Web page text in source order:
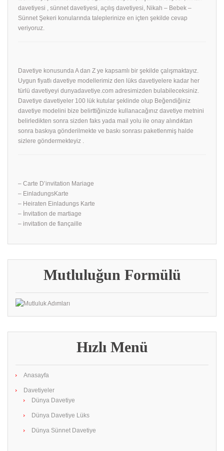
davetiyesi , sünnet davetiyesi, açılış davetiyesi, Nikah – Bebek –
Sünnet Şekeri konularında taleplerinize en içten şekilde cevap
veriyoruz.
Davetiye konusunda A dan Z ye kapsamlı bir şekilde çalışmaktayız.
Uygun fiyatlı davetiye modellerimiz den lüks davetiyelere kadar her
türlü davetiyeyi dunyadavetiye.com adresimizden bulabileceksiniz.
Davetiye davetiyeler 100 lük kutular şeklinde olup Beğendiğiniz
davetiye modelini bize belirttiğinizde kullanacağınız davetiye metnini
belirledikten sonra sizden faks yada mail yolu ile onay alındıktan
sonra baskıya gönderilmekte ve baskı sonrası paketlenmiş halde
sizlere göndermekteyiz .
– Carte D’invitation Mariage
– EinladungsKarte
– Heiraten Einladungs Karte
– İnvitation de martiage
– invitation de fiançaille
Mutluluğun Formülü
Hızlı Menü
Anasayfa
Davetiyeler
Dünya Davetiye
Dünya Davetiye Lüks
Dünya Sünnet Davetiye